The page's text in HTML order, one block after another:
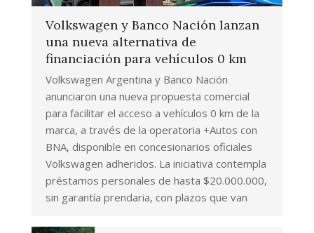
Volkswagen y Banco Nación lanzan
una nueva alternativa de
financiación para vehículos 0 km
Volkswagen Argentina y Banco Nación
anunciaron una nueva propuesta comercial
para facilitar el acceso a vehículos 0 km de la
marca, a través de la operatoria +Autos con
BNA, disponible en concesionarios oficiales
Volkswagen adheridos. La iniciativa contempla
préstamos personales de hasta $20.000.000,
sin garantía prendaria, con plazos que van